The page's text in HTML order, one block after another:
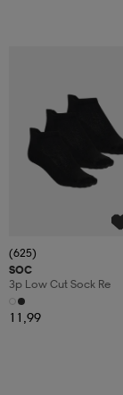
(625)
SOC
3p Low Cut Sock Re
11,99